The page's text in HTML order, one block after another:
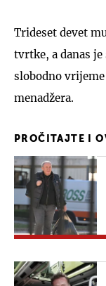
Trideset devet
tvrtke, a danas
slobodno
menadžera.
PROČITAJTE I